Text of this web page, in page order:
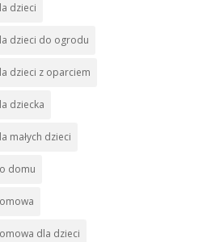
dzieci
dzieci do ogrodu
dzieci z oparciem
dziecka
małych dzieci
domu
dla dzieci